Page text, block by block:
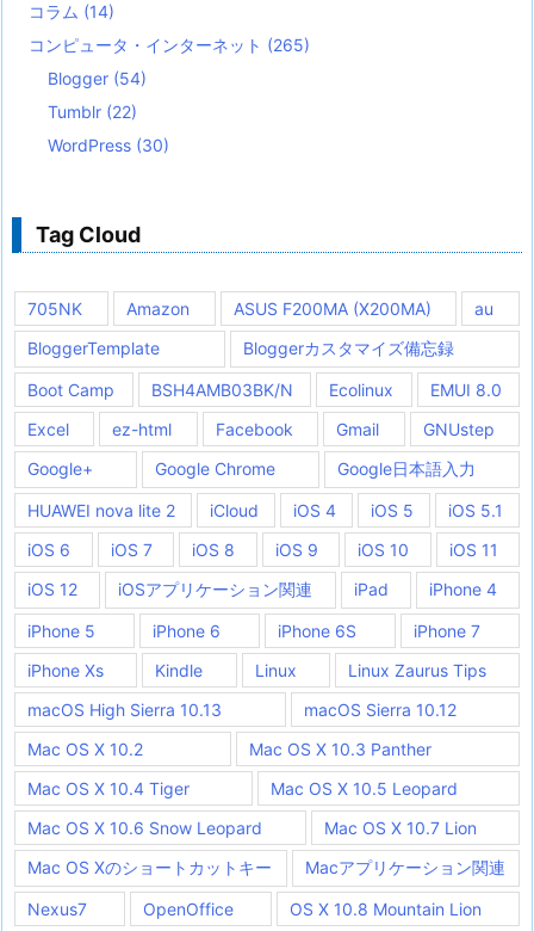
コラム (14)
コンピュータ・インターネット (265)
Blogger (54)
Tumblr (22)
WordPress (30)
Tag Cloud
705NK Amazon ASUS F200MA (X200MA)
au
BloggerTemplate
Bloggerカスタマイズ備忘録
Boot Camp BSH4AMB03BK/N Ecolinux
EMUI 8.0
Excel
ez-html Facebook Gmail
GNUstep
Google+
Google Chrome Google日本語入力
HUAWEI nova lite 2 iCloud iOS 4 iOS 5
iOS 5.1
iOS 6
iOS 7 iOS 8 iOS 9 iOS 10
iOS 11
iOS 12
iOSアプリケーション関連 iPad iPhone 4
iPhone 5 iPhone 6 iPhone 6S
iPhone 7
iPhone Xs
Kindle Linux
Linux Zaurus Tips
macOS High Sierra 10.13
macOS Sierra 10.12
Mac OS X 10.2
Mac OS X 10.3 Panther
Mac OS X 10.4 Tiger
Mac OS X 10.5 Leopard
Mac OS X 10.6 Snow Leopard
Mac OS X 10.7 Lion
Mac OS Xのショートカットキー
Macアプリケーション関連
Nexus7 OpenOffice
OS X 10.8 Mountain Lion